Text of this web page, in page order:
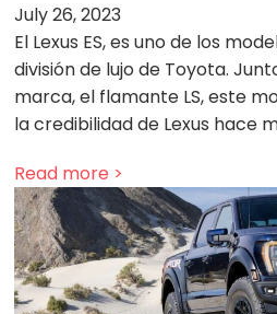
July 26, 2023
El Lexus ES, es uno de los
división de lujo de Toyota.
marca, el flamante LS, este
la credibilidad de Lexus hace
Read more >